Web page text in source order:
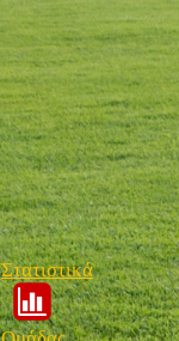
Στατιστικά